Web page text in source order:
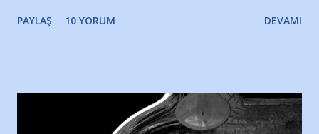
Yazımı, ağlayarak bitirebildim ancak…Kendisinin web
Nesrin’in Hikayesi’ne başlıyorum… 1964 Adana Yüzme
havuzunun kenarında 7 yaşında kara kuru bir kız çocuğu
PAYLAŞ 10 YORUM DEVAMI